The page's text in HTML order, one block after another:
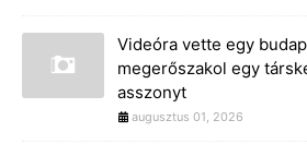
Videóra vette egy
megerőszakol egy
asszonyt
augusztus 01, 2026